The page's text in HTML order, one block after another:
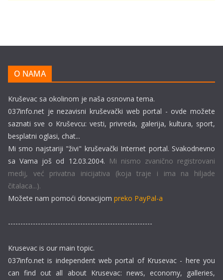
O NAMA
Kruševac sa okolinom je naša osnovna tema.
037info.net je nezavisni kruševački web portal - ovde možete
saznati sve o Kruševcu: vesti, privreda, galerija, kultura, sport,
besplatni oglasi, chat...
Mi smo najstariji "živi" kruševački Internet portal. Svakodnevno
sa Vama još od 12.03.2004. Mi nismo zvanično registrovani
medij, već privatna inicijativa (koja traje i ima na hiljade
čitalaca...).
Možete nam pomoći donacijom preko PayPal-a
----------------------------------------------------------
Krusevac is our main topic.
037info.net is independent web portal of Krusevac - here you
can find out all about Krusevac: news, economy, galleries,